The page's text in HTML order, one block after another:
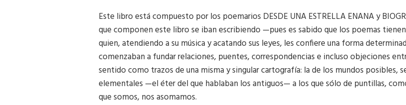
Este libro está compuesto por los poemarios DESDE UNA ESTRELLA ENANA y
que componen este libro se iban escribiendo —pues es sabido que los poemas
quien, atendiendo a su música y acatando sus leyes, les confiere una forma
comenzaban a fundar relaciones, puentes, correspondencias e incluso objeciones
sentido como trazos de una misma y singular cartografía: la de los mundos posibles,
elementales —el éter del que hablaban los antiguos— a los que sólo de puntillas,
que somos, nos asomamos.